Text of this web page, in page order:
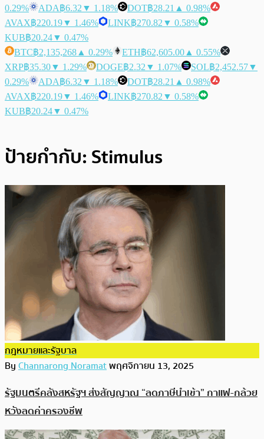
0.29%
ADA฿6.32 ▼ 1.18% DOT฿28.21 ▲ 0.98%
AVAX฿220.19▼ 1.46% LINK฿270.82 ▼ 0.58%
KUB฿20.24▼ 0.47%
BTC฿2,135,268 ▲ 0.29% ETH฿62,605.00 ▲ 0.55%
XRP฿35.30▼ 1.29% DOGE฿2.32 ▼ 1.07% SOL฿2,452.57▼
0.29%
ADA฿6.32 ▼ 1.18% DOT฿28.21 ▲ 0.98%
AVAX฿220.19▼ 1.46% LINK฿270.82 ▼ 0.58%
KUB฿20.24▼ 0.47%
ป้ายกำกับ: Stimulus
กฎหมายและรัฐบาล
ByChannarong Noramatพฤศจิกายน 13, 2025
รัฐมนตรีคลังสหรัฐฯ ส่งสัญญาณ “ลดภาษีนำเข้า” กาแฟ-กล้วย
หวังลดค่าครองชีพ